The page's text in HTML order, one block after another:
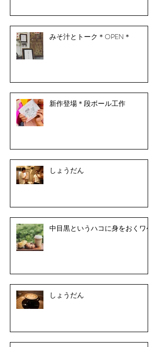
みそ汁とトーク＊OPEN＊
新作登場＊段ボール工作
しょうだん
中目黒というハコに身をおくワケ
しょうだん